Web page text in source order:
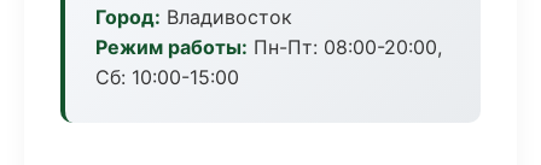
Город: Владивосток
Режим работы: Пн-Пт: 08:00-20:00,
Сб: 10:00-15:00